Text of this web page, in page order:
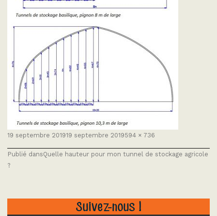
Publié
19 septembre 201919 septembre 2019Taille
594 × 736
NAVIGATION
DE
L’ARTICLE
Publié dansQuelle hauteur pour mon tunnel de stockage agricole
?
Suivez-nous !